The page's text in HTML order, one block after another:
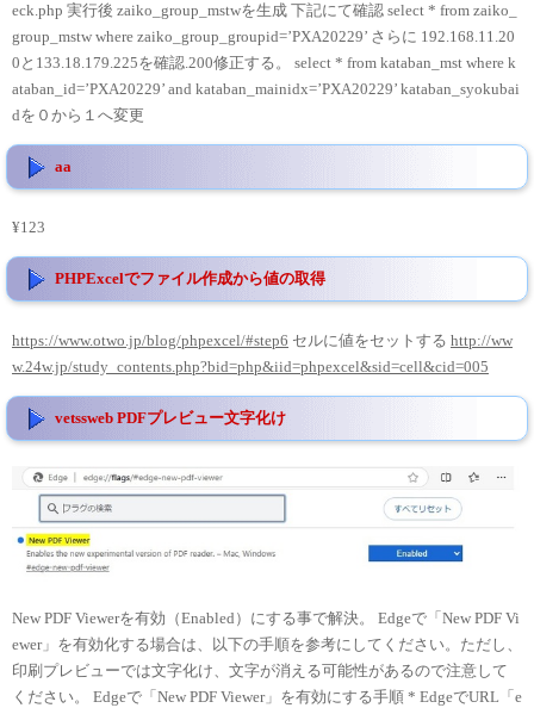
eck.php 実行後 zaiko_group_mstwを生成 下記にて確認 select * from zaiko_
group_mstw where zaiko_group_groupid=’PXA20229’ さらに 192.168.11.20
0と133.18.179.225を確認.200修正する。 select * from kataban_mst where k
ataban_id=’PXA20229’ and kataban_mainidx=’PXA20229’ kataban_syokubai
dを０から１へ変更
aa
¥123
PHPExcelでファイル作成から値の取得
https://www.otwo.jp/blog/phpexcel/#step6 セルに値をセットする http://ww
w.24w.jp/study_contents.php?bid=php&iid=phpexcel&sid=cell&cid=005
vetssweb PDFプレビュー文字化け
New PDF Viewerを有効（Enabled）にする事で解決。 Edgeで「New PDF Vi
ewer」を有効化する場合は、以下の手順を参考にしてください。ただし、
印刷プレビューでは文字化け、文字が消える可能性があるので注意して
ください。 Edgeで「New PDF Viewer」を有効にする手順 * EdgeでURL「e